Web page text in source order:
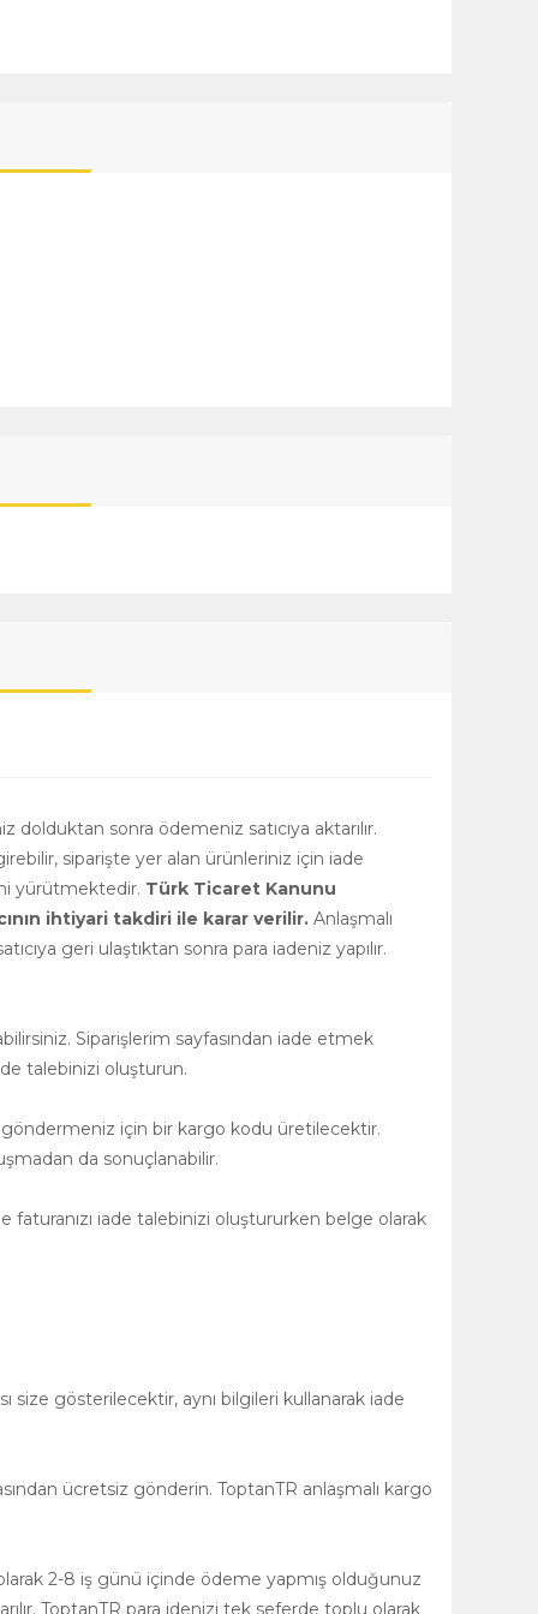
dolduktan sonra ödemeniz satıcıya aktarılır.
siparişte yer alan ürünleriniz için iade
yürütmektedir. Türk Ticaret Kanunu
ihtiyari takdiri ile karar verilir. Anlaşmalı
geri ulaştıktan sonra para iadeniz yapılır.
Siparişlerim sayfasından iade etmek
talebinizi oluşturun.
için bir kargo kodu üretilecektir.
da sonuçlanabilir.
faturanızı iade talebinizi oluştururken belge olarak
gösterilecektir, aynı bilgileri kullanarak iade
ücretsiz gönderin. ToptanTR anlaşmalı kargo
2-8 iş günü içinde ödeme yapmış olduğunuz
ToptanTR para idenizi tek seferde toplu olarak